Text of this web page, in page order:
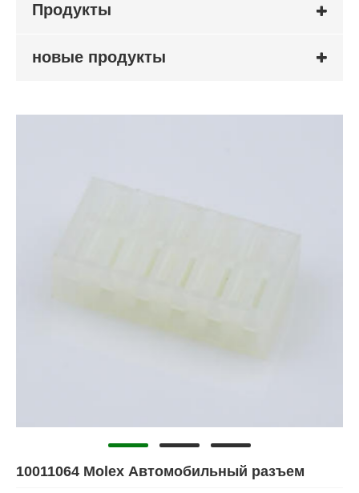
Продукты
новые продукты
10011064 Molex Автомобильный разъем